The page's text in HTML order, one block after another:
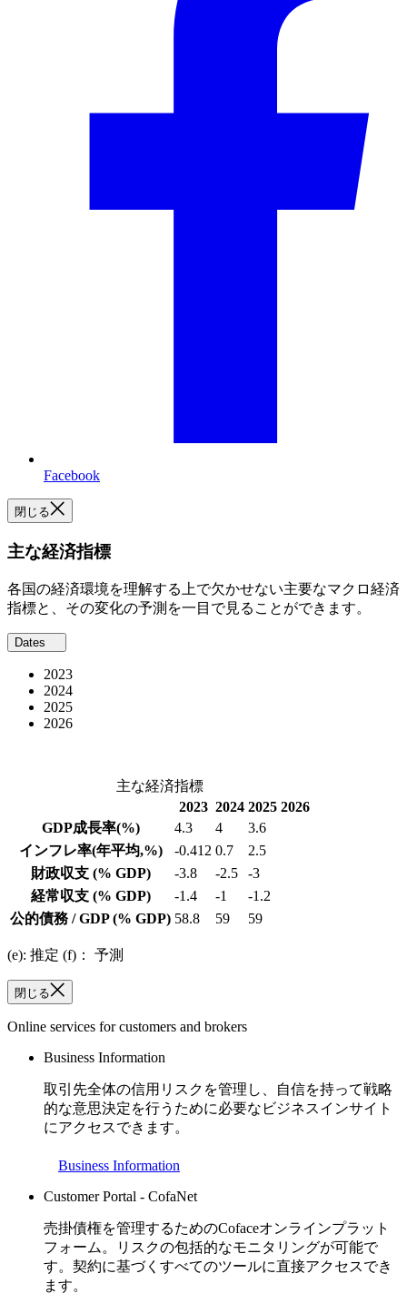
Facebook
閉じる
主な経済指標
各国の経済環境を理解する上で欠かせない主要なマクロ経済
指標と、その変化の予測を一目で見ることができます。
Dates
2023
2024
2025
2026
主な経済指標
2023 2024 2025 2026
GDP成長率(%) 4.3 4
3.6
インフレ率(年平均,%) -0.412 0.7
2.5
財政収支 (% GDP) -3.8 -2.5
-3
経常収支 (% GDP) -1.4 -1
-1.2
公的債務 / GDP(% GDP) 58.8 59 59
(e): 推定 (f)： 予測
閉じる
Online services for customers and brokers
Business Information
取引先全体の信用リスクを管理し、自信を持って戦略
的な意思決定を行うために必要なビジネスインサイト
にアクセスできます。
Business Information
Customer Portal - CofaNet
売掛債権を管理するためのCofaceオンラインプラット
フォーム。リスクの包括的なモニタリングが可能で
す。契約に基づくすべてのツールに直接アクセスでき
ます。